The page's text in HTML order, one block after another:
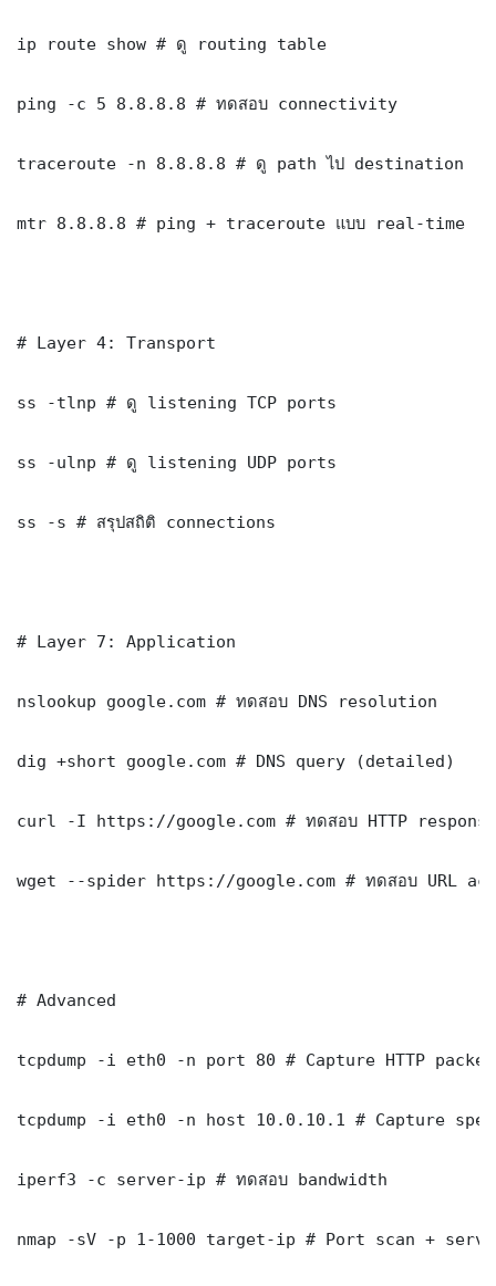
ip route show # ดู routing table
ping -c 5 8.8.8.8 # ทดสอบ connectivity
traceroute -n 8.8.8.8 # ดู path ไป destination
mtr 8.8.8.8 # ping + traceroute แบบ real-time
# Layer 4: Transport
ss -tlnp # ดู listening TCP ports
ss -ulnp # ดู listening UDP ports
ss -s # สรุปสถิติ connections
# Layer 7: Application
nslookup google.com # ทดสอบ DNS resolution
dig +short google.com # DNS query (detailed)
curl -I https://google.com # ทดสอบ HTTP
wget --spider https://google.com # ทดสอบ URL
# Advanced
tcpdump -i eth0 -n port 80 # Capture HTTP
tcpdump -i eth0 -n host 10.0.10.1 # Capture
iperf3 -c server-ip # ทดสอบ bandwidth
nmap -sV -p 1-1000 target-ip # Port scan +